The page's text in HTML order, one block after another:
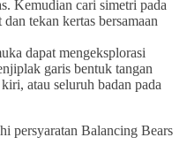
Kemudian cari simetri pada
tekan kertas bersamaan
dapat mengeksplorasi
garis bentuk tangan
atau seluruh badan pada
persyaratan Balancing Bears